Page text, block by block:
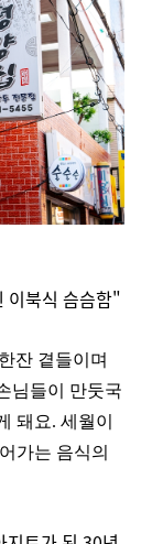
이북식 슴슴함"
잔 곁들이며
님들이 만둣국
돼요. 세월이
가는 음식의